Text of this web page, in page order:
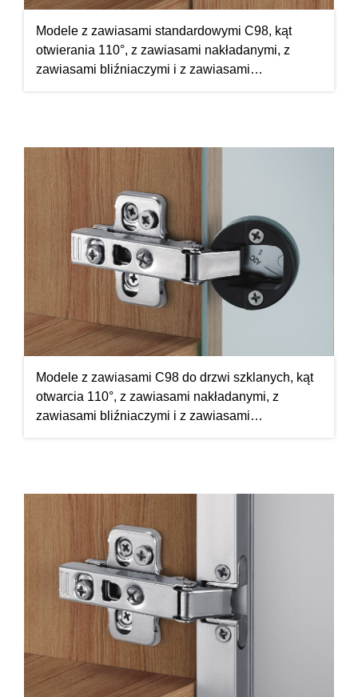
Modele z zawiasami standardowymi C98, kąt
otwierania 110°, z zawiasami nakładanymi, z
zawiasami bliźniaczymi i z zawiasami
Modele z zawiasami C98 do drzwi szklanych, kąt
otwarcia 110°, z zawiasami nakładanymi, z
zawiasami bliźniaczymi i z zawiasami